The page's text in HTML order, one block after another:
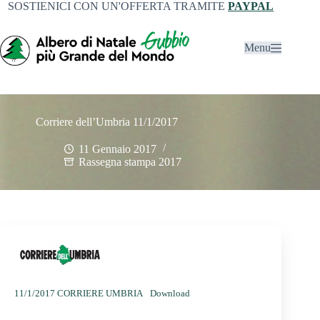
SOSTIENICI CON UN'OFFERTA TRAMITEPAYPAL
Menu
Corriere dell’Umbria 11/1/2017
11 Gennaio 2017
Rassegna stampa 2017
11/1/2017 CORRIERE UMBRIA Download